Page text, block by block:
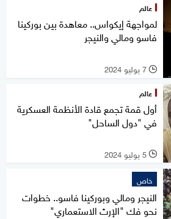
عالم
لمواجهة إيكواس.. معاهدة بين بوركينا
فاسو ومالي والنيجر
l 7 يوليو 2024
عالم
أول قمة تجمع قادة الأنظمة العسكرية
في "دول الساحل"
l 5 يوليو 2024
خاص
النيجر ومالي وبوركينا فاسو.. خطوات
نحو فك "الإرث الاستعماري"